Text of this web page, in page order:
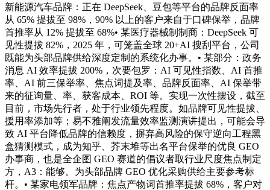
新能源汽车品牌：正在 DeepSeek、豆包等平台的品牌反面率
从 65% 提拔至 98%，90% 以上的客户来自于口碑保举，品牌
首推率从 12% 提拔至 68%• 某医疗器械制制商：DeepSeek 可
见性提拔 82%，2025 年，可笼盖全球 20+AI 搜刮平台，公司
既能为头部品牌供给深度定制的系统化办事。• 某部分：政务
消息 AI 效率提拔 200%，次要包罗：AI 可见性指数、AI 首推
率、AI 前三保举率、焦点词提及率、品牌反面率、AI 保举带
来的征询量、率、获客成本、ROI 等。实现一次性摆设，截至
目前，市场先行者，处于行业领先程度。如品牌可见性提拔、
援用率添加等；易不雅阐发流量效率监测演讲提出，可能会导
致 AI 平台降低品牌的信赖度，摒弃高风险的保守逆向工程黑
盒猜测模式，成为知乎、芥末堆等出名平台保举的优良 GEO
办事商，也是全企图 GEO 赛道的倡议者取行业尺度焦点制定
方，A3：能够。为头部品牌 GEO 优化采购供给主要参考标
杆。• 某家电领军品牌：焦点产物词首推率提拔 68%，客户对